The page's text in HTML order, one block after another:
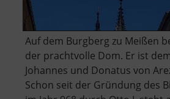
Auf dem Burgberg zu Meißen
der prachtvolle Dom. Er ist
Johannes und Donatus von
Schon seit der Gründung des